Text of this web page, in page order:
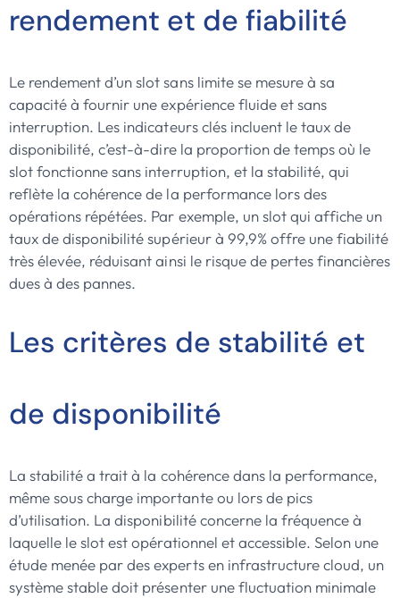
rendement et de fiabilité
Le rendement d’un slot sans limite se mesure à sa
capacité à fournir une expérience fluide et sans
interruption. Les indicateurs clés incluent le taux de
disponibilité, c’est-à-dire la proportion de temps où le
slot fonctionne sans interruption, et la stabilité, qui
reflète la cohérence de la performance lors des
opérations répétées. Par exemple, un slot qui affiche un
taux de disponibilité supérieur à 99,9% offre une fiabilité
très élevée, réduisant ainsi le risque de pertes financières
dues à des pannes.
Les critères de stabilité et
de disponibilité
La stabilité a trait à la cohérence dans la performance,
même sous charge importante ou lors de pics
d’utilisation. La disponibilité concerne la fréquence à
laquelle le slot est opérationnel et accessible. Selon une
étude menée par des experts en infrastructure cloud, un
système stable doit présenter une fluctuation minimale